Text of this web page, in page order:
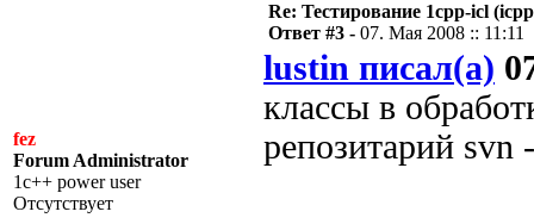
fez
Forum Administrator
1c++ power user
Отсутствует
Re: Тестирование 1cpp-icl
Ответ #3 - 07. Мая 2008 :: 11:11
lustin писал(а)
классы в
репозитарий